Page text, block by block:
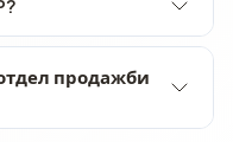
продажби